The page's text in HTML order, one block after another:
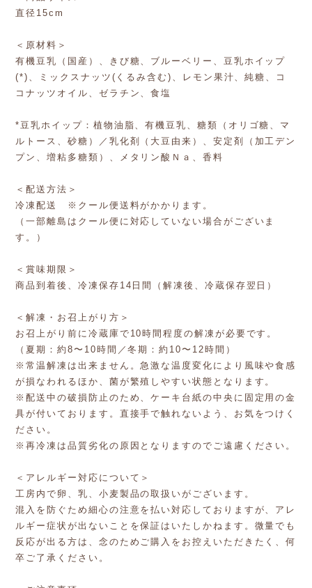
直径15cm
＜原材料＞
有機豆乳（国産）、きび糖、ブルーベリー、豆乳ホイップ
(*)、ミックスナッツ(くるみ含む)、レモン果汁、純糖、コ
コナッツオイル、ゼラチン、食塩
*豆乳ホイップ：植物油脂、有機豆乳、糖類（オリゴ糖、マ
ルトース、砂糖）／乳化剤（大豆由来）、安定剤（加工デン
プン、増粘多糖類）、メタリン酸Ｎａ、香料
＜配送方法＞
冷凍配送 ※クール便送料がかかります。
（一部離島はクール便に対応していない場合がございま
す。）
＜賞味期限＞
商品到着後、冷凍保存14日間（解凍後、冷蔵保存翌日）
＜解凍・お召上がり方＞
お召上がり前に冷蔵庫で10時間程度の解凍が必要です。
（夏期：約8〜10時間／冬期：約10〜12時間）
※常温解凍は出来ません。急激な温度変化により風味や食感
が損なわれるほか、菌が繁殖しやすい状態となります。
※配送中の破損防止のため、ケーキ台紙の中央に固定用の金
具が付いております。直接手で触れないよう、お気をつけく
ださい。
※再冷凍は品質劣化の原因となりますのでご遠慮ください。
＜アレルギー対応について＞
工房内で卵、乳、小麦製品の取扱いがございます。
混入を防ぐため細心の注意を払い対応しておりますが、アレ
ルギー症状が出ないことを保証はいたしかねます。微量でも
反応が出る方は、念のためご購入をお控えいただきたく、何
卒ご了承ください。